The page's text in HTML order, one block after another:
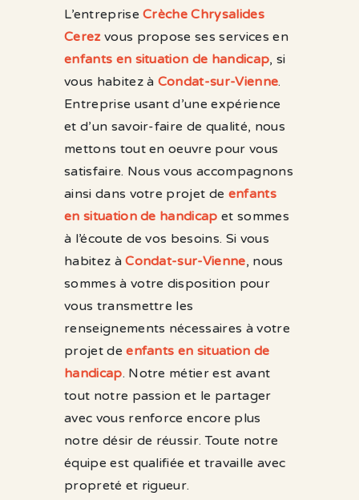
L’entrepriseCrèche Chrysalides
Cerezvous propose ses services en
enfants en situation de handicap, si
vous habitez à Condat-sur-Vienne.
Entreprise usant d’une expérience
et d’un savoir-faire de qualité, nous
mettons tout en oeuvre pour vous
satisfaire. Nous vous accompagnons
ainsi dans votre projet de enfants
en situation de handicap et sommes
à l’écoute de vos besoins. Si vous
habitez àCondat-sur-Vienne, nous
sommes à votre disposition pour
vous transmettre les
renseignements nécessaires à votre
projet deenfants en situation de
handicap. Notre métier est avant
tout notre passion et le partager
avec vous renforce encore plus
notre désir de réussir. Toute notre
équipe est qualifiée et travaille avec
propreté et rigueur.